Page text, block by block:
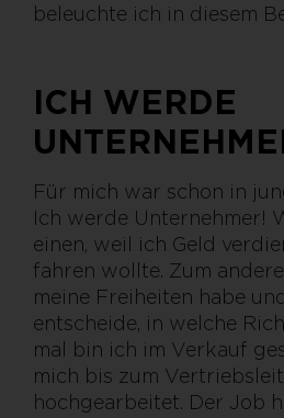
beleuchte ich in diesem
ICH WERDE
Für mich war schon in
Ich werde Unternehmer!
einen, weil ich Geld
fahren wollte. Zum
meine Freiheiten habe
entscheide, in welche
mal bin ich im Verkauf
mich bis zum
hochgearbeitet. Der Job